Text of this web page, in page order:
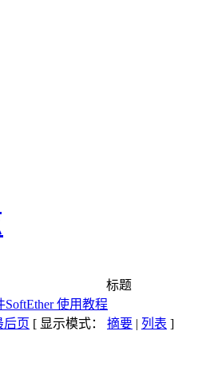
标题
使用教程
[ 显示模式： 摘要 | 列表 ]